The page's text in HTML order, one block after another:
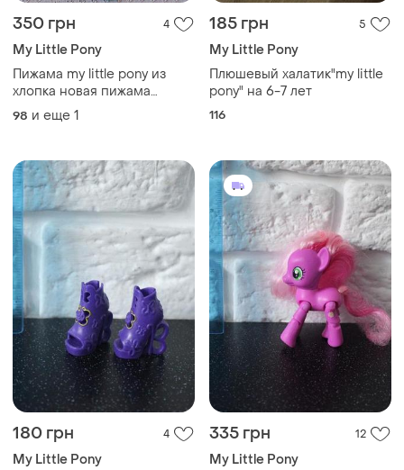
350 грн 4
My Little Pony
Пижама my little pony из
хлопка новая пижама
тоненькая демисезонная
для девочки
98 и еще 1
185 грн 5
My Little Pony
Плюшевый халатик"my little
pony" на 6-7 лет
116
180 грн 4
My Little Pony
335 грн 12
My Little Pony